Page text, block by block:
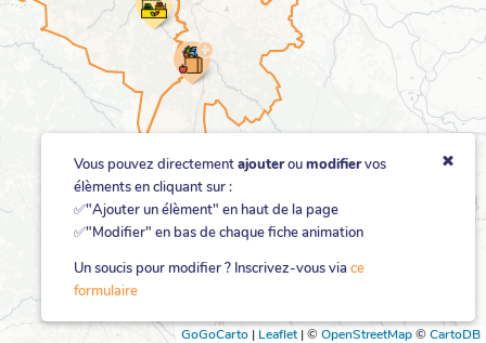
GoGoCarto | Leaflet |©OpenStreetMap©CartoDB
Vous pouvez directementajouteroumodifiervos
élèments en cliquant sur :
✅"Ajouter un élèment" en haut de la page
✅"Modifier" en bas de chaque fiche animation
Un soucis pour modifier ? Inscrivez-vous via ce
formulaire